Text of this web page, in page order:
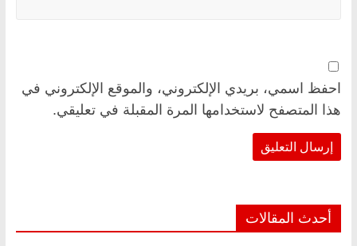
احفظ اسمي، بريدي الإلكتروني، والموقع الإلكتروني في
هذا المتصفح لاستخدامها المرة المقبلة في تعليقي.
أحدث المقالات